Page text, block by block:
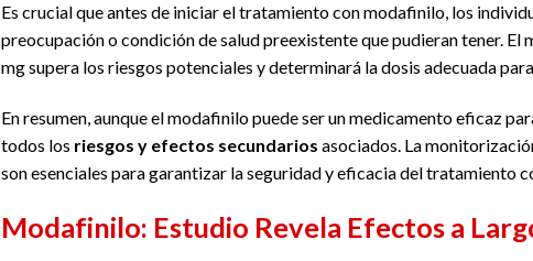
Es crucial que antes de iniciar el tratamiento con modafinilo, los
preocupación o condición de salud preexistente que pudieran tener.
mg supera los riesgos potenciales y determinará la dosis adecuada
En resumen, aunque el modafinilo puede ser un medicamento eficaz
todos los riesgos y efectos secundarios asociados. La
son esenciales para garantizar la seguridad y eficacia del tratamiento
Modafinilo: Estudio Revela Efectos a